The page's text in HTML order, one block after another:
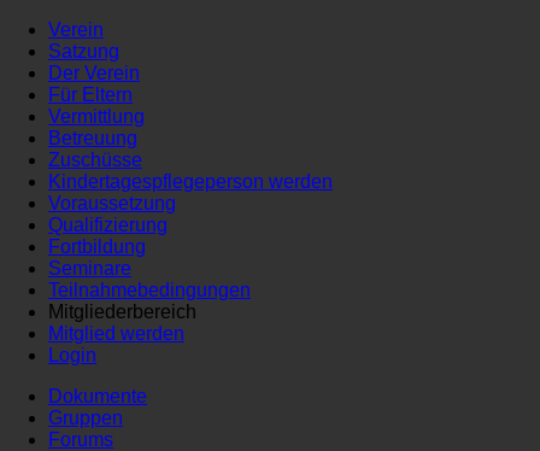
Verein
Satzung
Der Verein
Für Eltern
Vermittlung
Betreuung
Zuschüsse
Kindertagespflegeperson werden
Voraussetzung
Qualifizierung
Fortbildung
Seminare
Teilnahmebedingungen
Mitgliederbereich
Mitglied werden
Login
Dokumente
Gruppen
Forums